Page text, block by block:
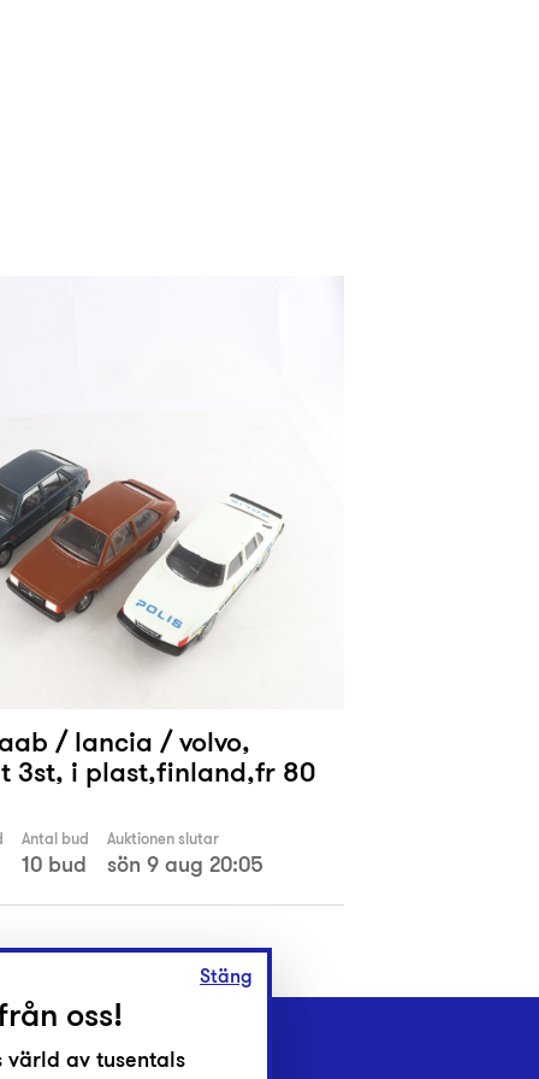
/ lancia / volvo,
3st, i plast,finland,fr 80
Antal bud
10 bud
Auktionen slutar
sön 9 aug 20:05
Stäng
oss!
värld av tusentals